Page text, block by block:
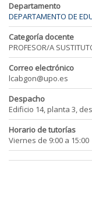
Departamento
DEPARTAMENTO DE
Categoría docente
PROFESOR/A
Correo electrónico
lcabgon@upo.es
Despacho
Edificio 14, planta 3,
Horario de tutorías
Viernes de 9:00 a 15:00